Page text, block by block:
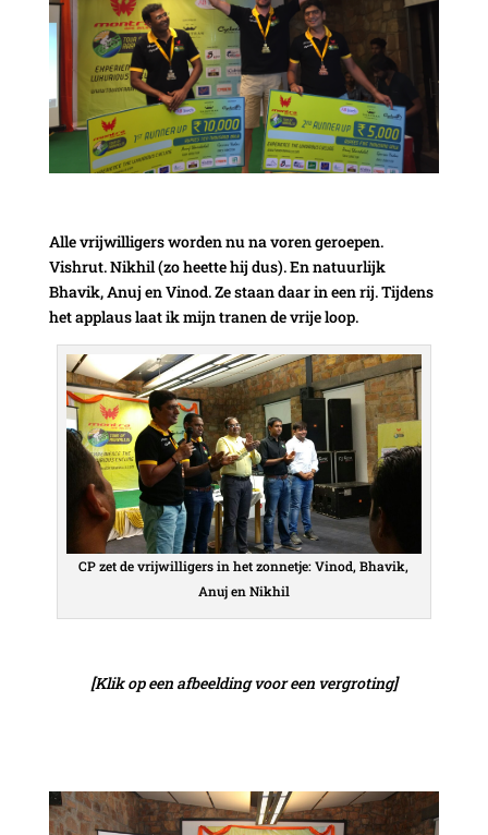
Alle vrijwilligers worden nu na voren geroepen.
Vishrut. Nikhil (zo heette hij dus). En natuurlijk
Bhavik, Anuj en Vinod. Ze staan daar in een rij. Tijdens
het applaus laat ik mijn tranen de vrije loop.
CP zet de vrijwilligers in het zonnetje: Vinod, Bhavik,
Anuj en Nikhil
[Klik op een afbeelding voor een vergroting]